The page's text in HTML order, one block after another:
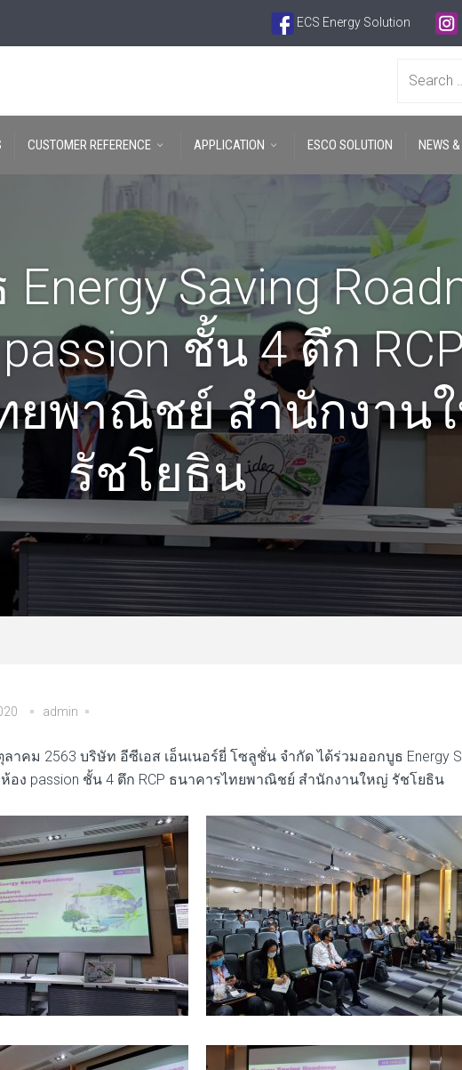
ECS Energy Solution
Search
for:
CUSTOMER REFERENCE APPLICATION ESCO SOLUTION NEWS
Saving
ชั้น 4 ตึก
ยพาณิชย์ สำนักงาน
รัชโยธิน
admin
ลาคม 2563 บริษัท อีซีเอส เอ็นเนอร์ยี่ โซลูชั่น จำกัด ได้ร่วมออกบูธ Energy
ห้อง passion ชั้น 4 ตึก RCP ธนาคารไทยพาณิชย์ สำนักงานใหญ่ รัชโยธิน